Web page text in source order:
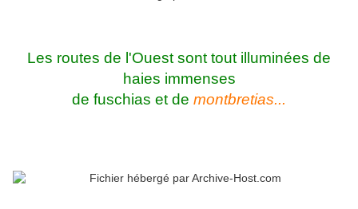
Les routes de l'Ouest sont tout illuminées de
haies immenses
de fuschias et de montbretias...